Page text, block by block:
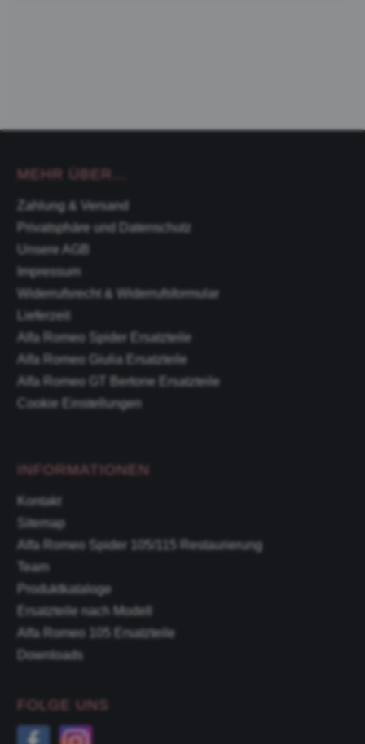
MEHR ÜBER...
Zahlung & Versand
Privatsphäre und Datenschutz
Unsere AGB
Impressum
Widerrufsrecht & Widerrufsformular
Lieferzeit
Alfa Romeo Spider Ersatzteile
Alfa Romeo Giulia Ersatzteile
Alfa Romeo GT Bertone Ersatzteile
Cookie Einstellungen
INFORMATIONEN
Kontakt
Sitemap
Alfa Romeo Spider 105/115 Restaurierung
Team
Produktkataloge
Ersatzteile nach Modell
Alfa Romeo 105 Ersatzteile
Downloads
FOLGE UNS